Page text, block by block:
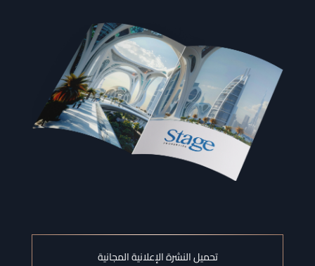
تحميل النشرة الإعلانية المجانية